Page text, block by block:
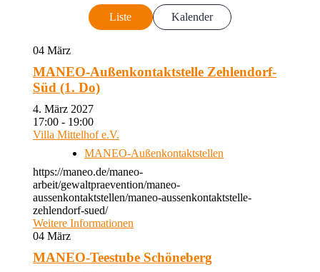
Liste Kalender
04 März
MANEO-Außenkontaktstelle Zehlendorf-
Süd (1. Do)
4. März 2027
17:00 - 19:00
Villa Mittelhof e.V.
MANEO-Außenkontaktstellen
https://maneo.de/maneo-
arbeit/gewaltpraevention/maneo-
aussenkontaktstellen/maneo-aussenkontaktstelle-
zehlendorf-sued/
Weitere Informationen
04 März
MANEO-Teestube Schöneberg